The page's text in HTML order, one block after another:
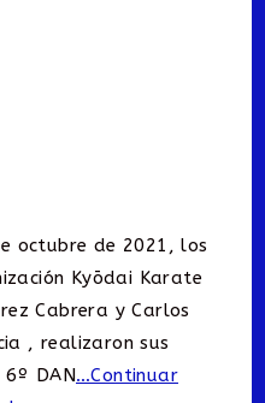
octubre de 2021, los
Kyōdai Karate
Cabrera y Carlos
, realizaron sus
DAN…Continuar